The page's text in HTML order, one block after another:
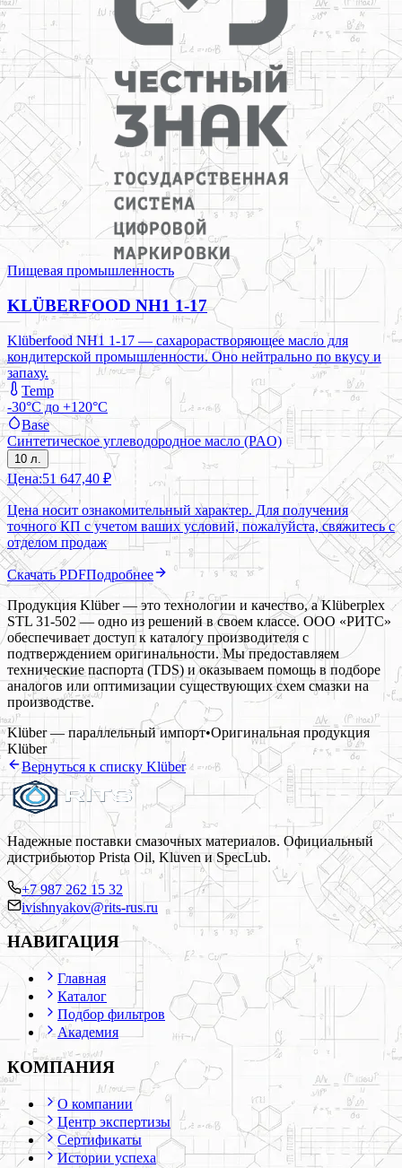
Пищевая промышленность
KLÜBERFOOD NH1 1-17
Klüberfood NH1 1-17 — сахарорастворяющее масло для
кондитерской промышленности. Оно нейтрально по вкусу и
запаху.
Temp
-30°C до +120°C
Base
Синтетическое углеводородное масло (PAO)
10 л.
Цена:51 647,40 ₽
Цена носит ознакомительный характер. Для получения
точного КП с учетом ваших условий, пожалуйста, свяжитесь с
отделом продаж
Скачать PDFПодробнее
Продукция Klüber — это технологии и качество, а Klüberplex
STL 31-502 — одно из решений в своем классе. ООО «РИТС»
обеспечивает доступ к каталогу производителя с
подтверждением оригинальности. Мы предоставляем
технические паспорта (TDS) и оказываем помощь в подборе
аналогов или оптимизации существующих схем смазки на
производстве.
Klüber — параллельный импорт•Оригинальная продукция
Klüber
Вернуться к списку Klüber
Надежные поставки смазочных материалов. Официальный
дистрибьютор Prista Oil, Kluven и SpecLub.
+7 987 262 15 32
ivishnyakov@rits-rus.ru
НАВИГАЦИЯ
Главная
Каталог
Подбор фильтров
Академия
КОМПАНИЯ
О компании
Центр экспертизы
Сертификаты
Истории успеха